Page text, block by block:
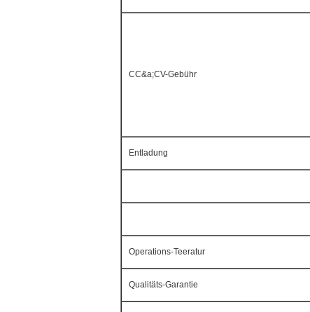
CC&a;CV-Gebühr
Entladung
Operations-Teeratur
Qualitäts-Garantie